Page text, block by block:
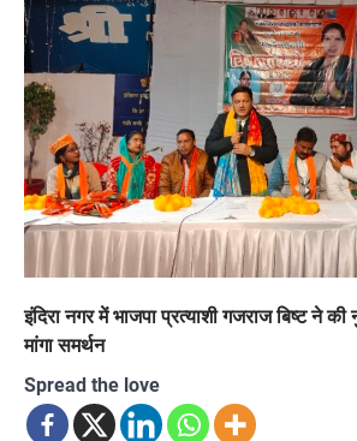
इंदिरा नगर में भाजपा प्रत्याशी गजराज बिष्ट ने
मांगा समर्थन
Spread the love